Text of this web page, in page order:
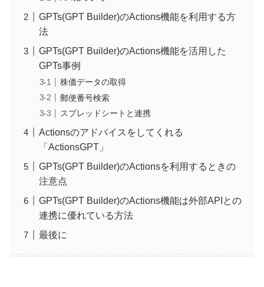
GPTs(GPT Builder)のActions機能を利用する方
法
GPTs(GPT Builder)のActions機能を活用した
GPTs事例
株価データの取得
郵便番号検索
スプレッドシートと連携
Actionsのアドバイスをしてくれる
「ActionsGPT」
GPTs(GPT Builder)のActionsを利用するときの
注意点
GPTs(GPT Builder)のActions機能は外部APIとの
連携に優れている方法
最後に